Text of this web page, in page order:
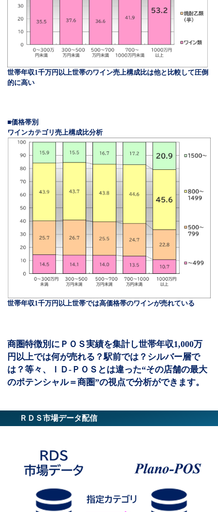
世帯年収1千万円以上世帯のワイン売上構成比は他と比較して圧倒
的に高い
■価格帯別
ワインカテゴリ売上構成比分析
世帯年収1千万円以上世帯では高価格帯のワインが売れている
商圏特徴別にＰＯＳ実績を集計し世帯年収1,000万
円以上では何が売れる？駅前では？シルバー層で
は？等々、ＩＤ-ＰＯＳとは違った“その店舗の最大
のポテンシャル＝商圏”の視点で分析ができます。
ＲＤＳ市場データ配信